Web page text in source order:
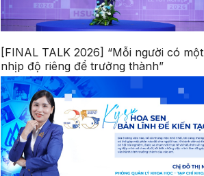
[FINAL TALK 2026] “Mỗi người có một
nhịp độ riêng để trưởng thành”